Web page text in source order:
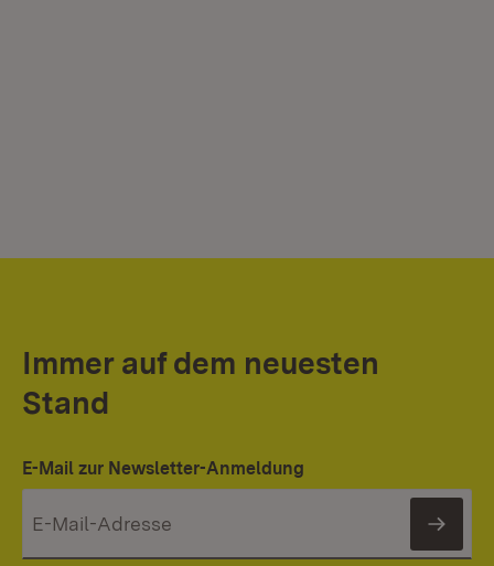
Immer auf dem neuesten
Stand
E-Mail zur Newsletter-Anmeldung